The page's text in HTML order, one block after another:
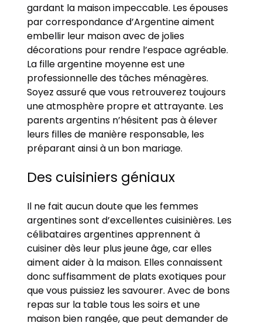
gardant la maison impeccable. Les épouses
par correspondance d’Argentine aiment
embellir leur maison avec de jolies
décorations pour rendre l’espace agréable.
La fille argentine moyenne est une
professionnelle des tâches ménagères.
Soyez assuré que vous retrouverez toujours
une atmosphère propre et attrayante. Les
parents argentins n’hésitent pas à élever
leurs filles de manière responsable, les
préparant ainsi à un bon mariage.
Des cuisiniers géniaux
Il ne fait aucun doute que les femmes
argentines sont d’excellentes cuisinières. Les
célibataires argentines apprennent à
cuisiner dès leur plus jeune âge, car elles
aiment aider à la maison. Elles connaissent
donc suffisamment de plats exotiques pour
que vous puissiez les savourer. Avec de bons
repas sur la table tous les soirs et une
maison bien rangée, que peut demander de